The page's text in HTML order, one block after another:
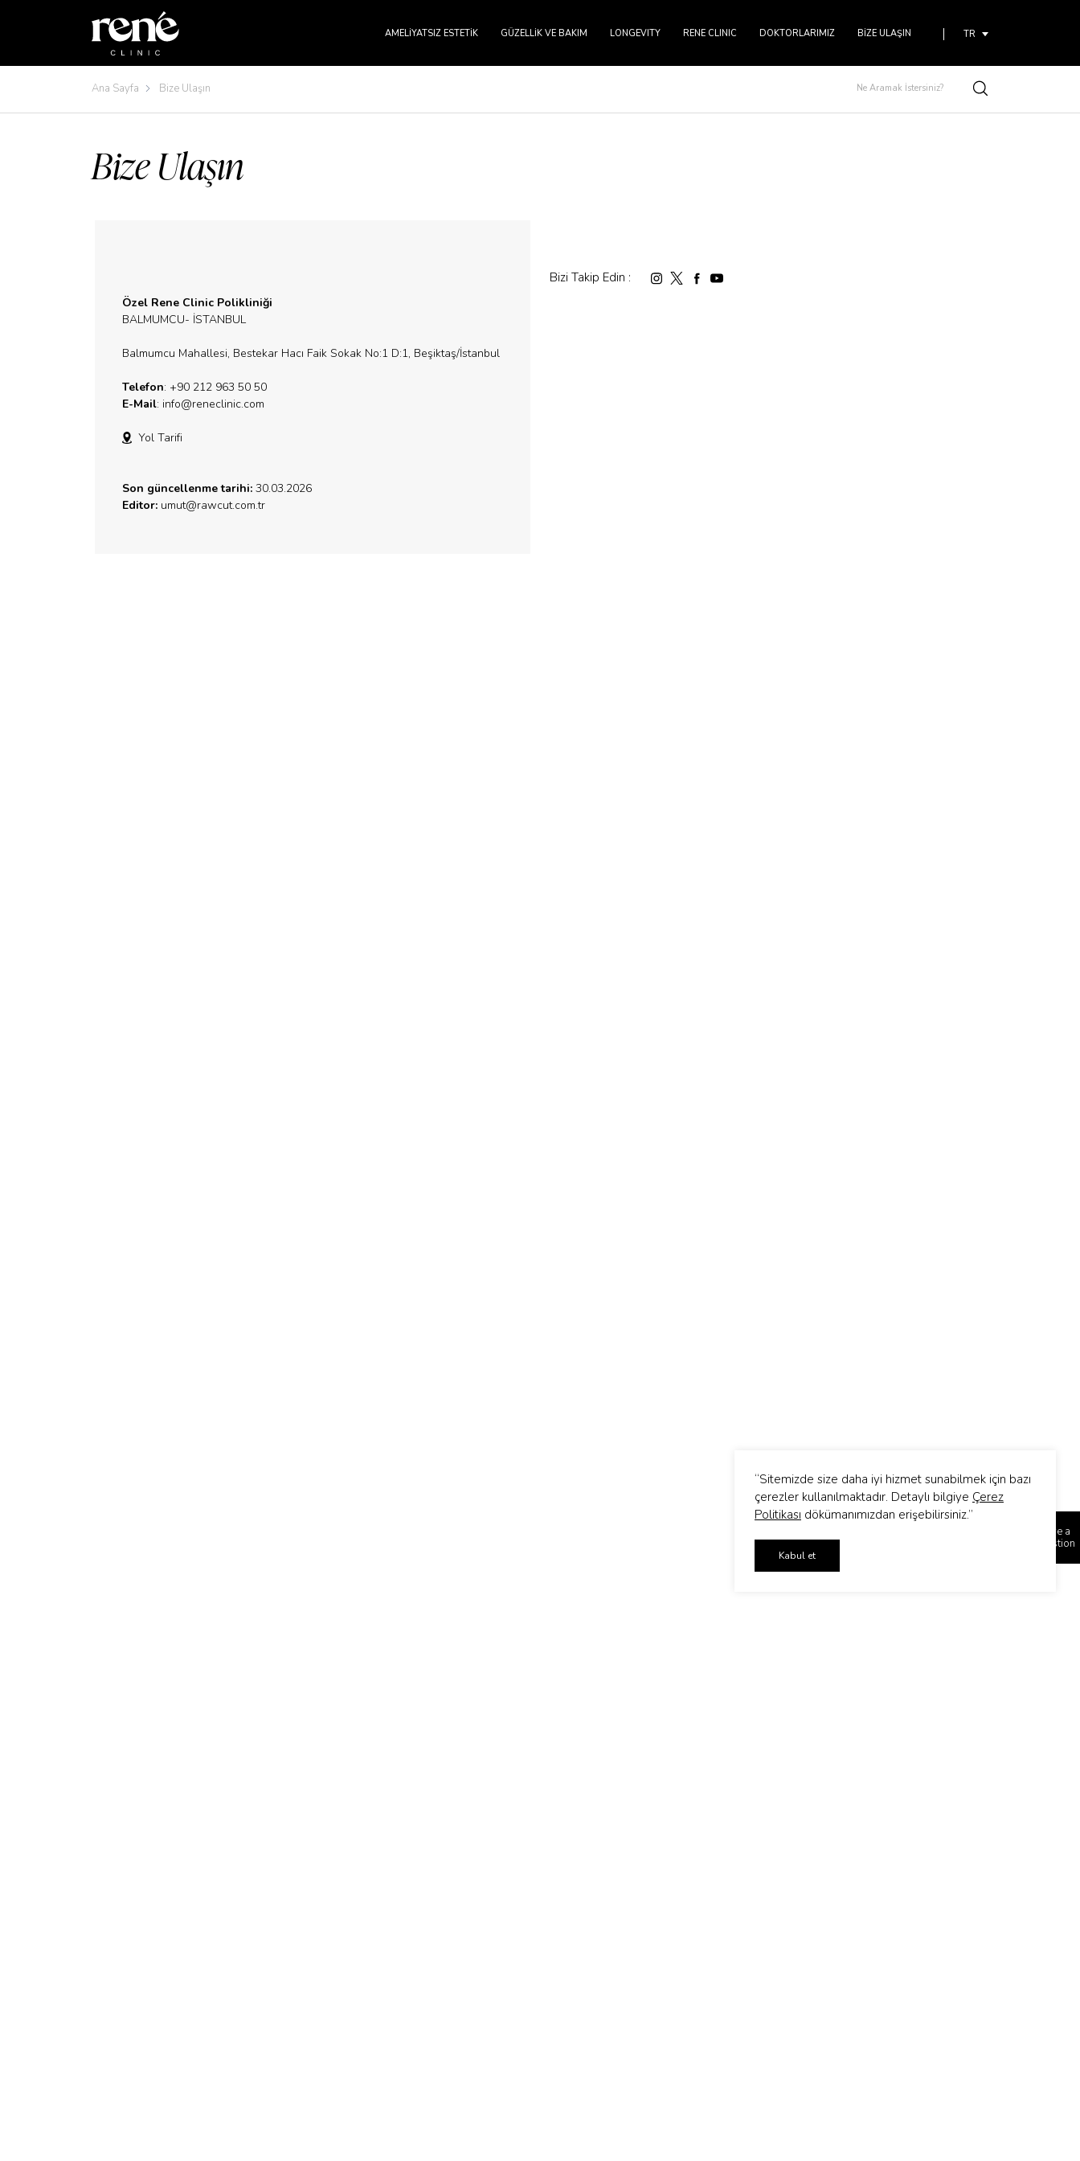
AMELIYATSIZ ESTETIK GÜZELLIK VE BAKIM LONGEVITY RENE CLINIC DOKTORLARIMIZ BIZE ULAŞIN TR
Have a
Question
“Sitemizde size daha iyi hizmet sunabilmek için bazı
çerezler kullanılmaktadır. Detaylı bilgiye Çerez
Politikası dökümanımızdan erişebilirsiniz.”
Kabul et
Ana Sayfa Bize Ulaşın
Bize Ulaşın
Özel Rene Clinic Polikliniği
BALMUMCU- İSTANBUL
Balmumcu Mahallesi, Bestekar Hacı Faik Sokak No:1 D:1, Beşiktaş/İstanbul
Telefon: +90 212 963 50 50
E-Mail: info@reneclinic.com
Yol Tarifi
Son güncellenme tarihi: 30.03.2026
Editor: umut@rawcut.com.tr
Bizi Takip Edin :